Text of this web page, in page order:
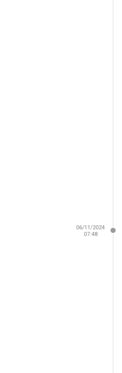
06/11/2024
07:48